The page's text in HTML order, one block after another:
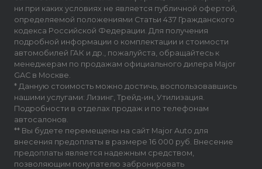
ни при каких условиях не является публичной офертой,
определяемой положениями Статьи 437 Гражданского
кодекса Российской Федерации. Для получения
подробной информации о комплектации и стоимости
автомобилей ГАК и др., пожалуйста, обращайтесь к
менеджерам по продажам официального дилера Major
GAC в Москве.
* Данную стоимость можно достичь, воспользовавшись
нашими услугами: Лизинг, Трейд-ин, Утилизация.
Подробности в отделах продаж и по телефонам
автосалонов.
** Вы будете перемещены на сайт Major Auto для
внесения предоплаты в размере 16 000 руб. Внесение
предоплаты является надежным средством,
позволяющим покупателю забронировать